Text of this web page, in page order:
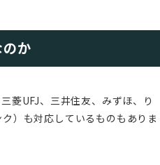
か
菱UFJ、三井住友、みずほ、り
）も対応しているものもありま